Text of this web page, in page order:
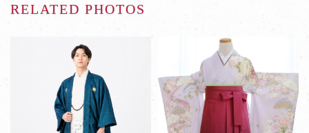
RELATED PHOTOS